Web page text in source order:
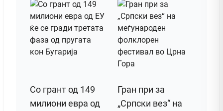
Со грант од 149
милиони евра од
Гран при за
„Српски вез“ на